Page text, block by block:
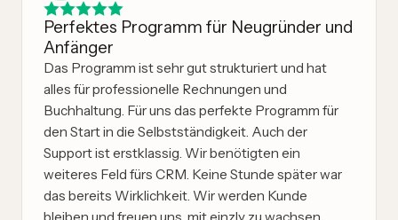
Perfektes Programm für Neugründer und
Anfänger
Das Programm ist sehr gut strukturiert und hat
alles für professionelle Rechnungen und
Buchhaltung. Für uns das perfekte Programm für
den Start in die Selbstständigkeit. Auch der
Support ist erstklassig. Wir benötigten ein
weiteres Feld fürs CRM. Keine Stunde später war
das bereits Wirklichkeit. Wir werden Kunde